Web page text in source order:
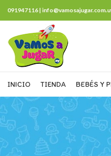
091947116 |
INICIO TIENDA BEBÉS Y